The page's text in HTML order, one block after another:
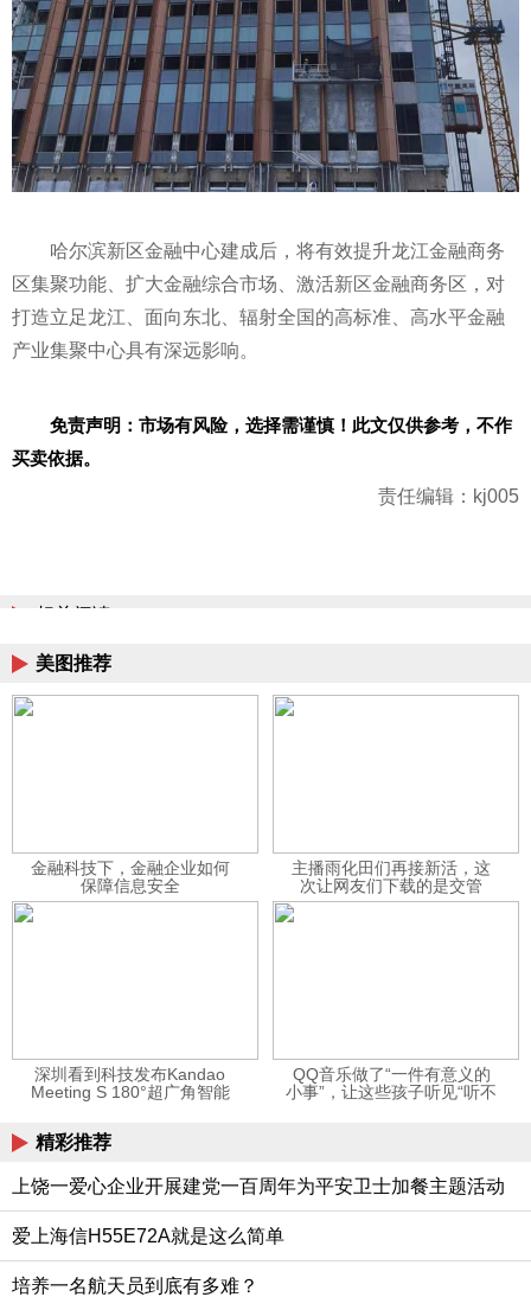
哈尔滨新区金融中心建成后，将有效提升龙江金融商务
区集聚功能、扩大金融综合市场、激活新区金融商务区，对
打造立足龙江、面向东北、辐射全国的高标准、高水平金融
产业集聚中心具有深远影响。
免责声明：市场有风险，选择需谨慎！此文仅供参考，不作
买卖依据。
责任编辑：kj005
相关阅读
美图推荐
金融科技下，金融企业如何
保障信息安全
主播雨化田们再接新活，这
次让网友们下载的是交管
12123APP
深圳看到科技发布Kandao
Meeting S 180°超广角智能
QQ音乐做了“一件有意义的
小事”，让这些孩子听见“听不
精彩推荐
上饶一爱心企业开展建党一百周年为平安卫士加餐主题活动
爱上海信H55E72A就是这么简单
培养一名航天员到底有多难？